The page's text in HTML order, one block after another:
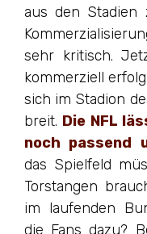
aus den Stadien
sehr kritisch.
kommerziell
sich im Stadion
breit. Die NFL
noch passend
das Spielfeld
Torstangen
im laufenden
die Fans dazu?